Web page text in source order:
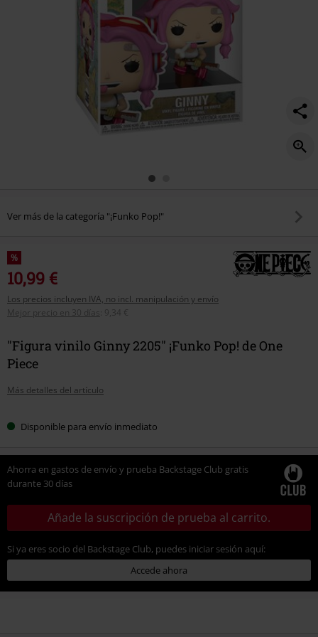
Ver más de la categoría "¡Funko Pop!"
%
10,99 €
Los precios incluyen IVA, no incl. manipulación y envío
Mejor precio en 30 días
9,34 €
"Figura vinilo Ginny 2205" ¡Funko Pop! de One
Piece
Más detalles del artículo
Disponible para envío inmediato
Ahorra en gastos de envío y prueba Backstage Club gratis
durante 30 días
Añade la suscripción de prueba al carrito.
Si ya eres socio del Backstage Club, puedes iniciar sesión aquí:
Accede ahora